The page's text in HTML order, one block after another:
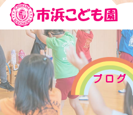
ブログ